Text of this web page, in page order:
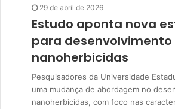
29 de abril de 2026
Estudo aponta nova
para desenvolvimento
nanoherbicidas
Pesquisadores da Universidade
uma mudança de abordagem no
nanoherbicidas, com foco nas